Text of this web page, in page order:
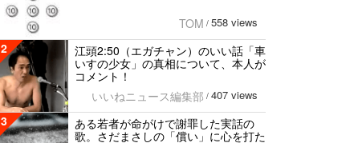
TOM / 558 views
2
江頭2:50（エガチャン）のいい話「車
いすの少女」の真相について、本人が
コメント！
いいねニュース編集部 / 407 views
3
ある若者が命がけで謝罪した実話の
歌。さだまさしの「償い」に心を打た